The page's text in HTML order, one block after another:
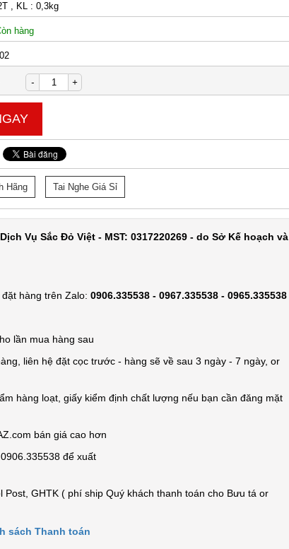
, KL : 0,3kg
hàng
- +
Hãng Tai Nghe Giá Sỉ
Vụ Sắc Đỏ Việt - MST: 0317220269 - do Sở Kế hoạch và
hàng trên Zalo: 0906.335538 - 0967.335538 - 0965.335538
lần mua hàng sau
liên hệ đặt cọc trước - hàng sẽ về sau 3 ngày - 7 ngày, or
hàng loạt, giấy kiểm định chất lượng nếu bạn cần đăng mặt
bán giá cao hơn
để xuất
GHTK ( phí ship Quý khách thanh toán cho Bưu tá or
sách Thanh toán